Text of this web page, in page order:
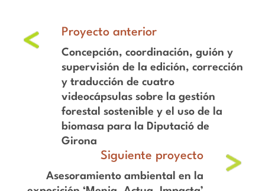
Concepción, coordinación, guión y
supervisión de la edición, corrección
y traducción de cuatro
videocápsulas sobre la gestión
forestal sostenible y el uso de la
biomasa para la Diputació de
Girona
Asesoramiento ambiental en la